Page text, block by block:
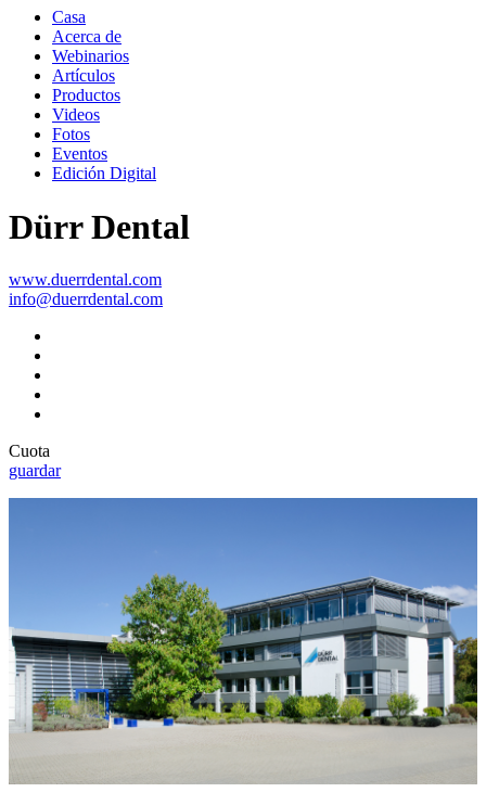
Casa
Acerca de
Webinarios
Artículos
Productos
Videos
Fotos
Eventos
Edición Digital
Dürr Dental
www.duerrdental.com
info@duerrdental.com
Cuota
guardar